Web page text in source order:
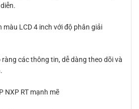
màu LCD 4 inch với độ phân giải
ràng các thông tin, dễ dàng theo dõi và
NXP RT mạnh mẽ